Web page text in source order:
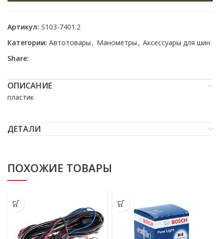
Артикул: S103-7401.2
Категории: Автотовары , Манометры , Аксессуары для шин
Share:
ОПИСАНИЕ
пластик
ДЕТАЛИ
ПОХОЖИЕ ТОВАРЫ